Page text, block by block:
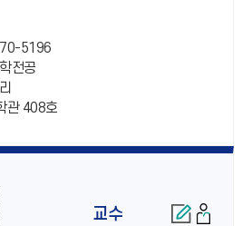
5196
전공
관 408호
교수